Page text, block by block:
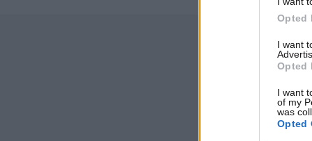
Opted
I want
Opted
I want
of my
was
Opted